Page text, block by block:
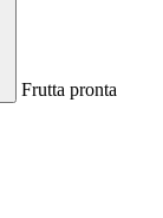
Frutta pronta